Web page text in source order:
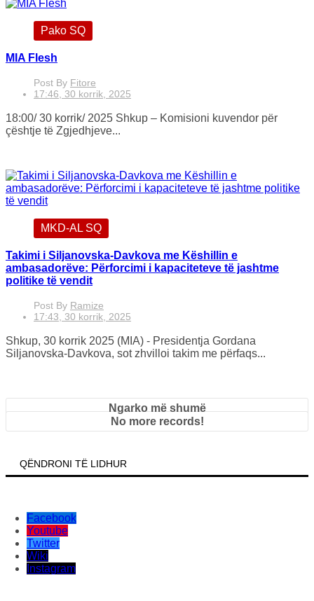
Pako SQ
MIA Flesh
Post By Fitore
17:46, 30 korrik, 2025
18:00/ 30 korrik/ 2025 Shkup – Komisioni kuvendor për
çështje të Zgjedhjeve...
MKD-AL SQ
Takimi i Siljanovska-Davkova me Këshillin e
ambasadorëve: Përforcimi i kapaciteteve të jashtme
politike të vendit
Post By Ramize
17:43, 30 korrik, 2025
Shkup, 30 korrik 2025 (MIA) - Presidentja Gordana
Siljanovska-Davkova, sot zhvilloi takim me përfaqs...
Ngarko më shumë
No more records!
QËNDRONI TË LIDHUR
Facebook
Youtube
Twitter
Wiki
Instagram